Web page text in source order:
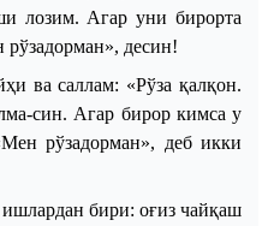
и лозим. Агар уни бирорта
рўзадорман», десин!
ва саллам: «Рўза қалқон.
-син. Агар бирор кимса у
рўзадорман», деб икки
бири:оғиз чайқаш